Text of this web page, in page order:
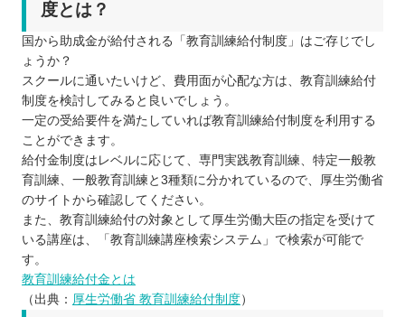
度とは？
国から助成金が給付される「教育訓練給付制度」はご存じでし
ょうか？
スクールに通いたいけど、費用面が心配な方は、教育訓練給付
制度を検討してみると良いでしょう。
一定の受給要件を満たしていれば教育訓練給付制度を利用する
ことができます。
給付金制度はレベルに応じて、専門実践教育訓練、特定一般教
育訓練、一般教育訓練と3種類に分かれているので、厚生労働省
のサイトから確認してください。
また、教育訓練給付の対象として厚生労働大臣の指定を受けて
いる講座は、「教育訓練講座検索システム」で検索が可能で
す。
教育訓練給付金とは
（出典： 厚生労働省 教育訓練給付制度）